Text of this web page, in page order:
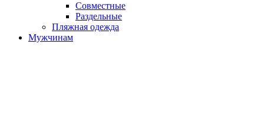
Совместные
Раздельные
Пляжная одежда
Мужчинам